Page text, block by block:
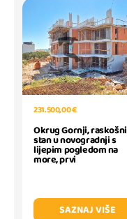
231.500,00 €
Okrug Gornji, raskošni
stan u novogradnji s
lijepim pogledom na
more, prvi
SAZNAJ VIŠE